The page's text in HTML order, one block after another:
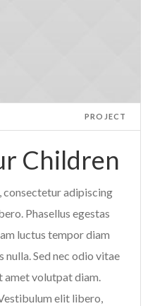
PROJECT
Children
consectetur adipiscing
Phasellus egestas
luctus tempor diam
nulla. Sed nec odio vitae
amet volutpat diam.
elit libero,